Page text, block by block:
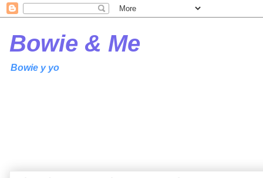
Bowie & Me
Bowie y yo